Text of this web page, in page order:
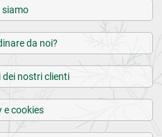
siamo
da noi?
dei nostri clienti
e cookies